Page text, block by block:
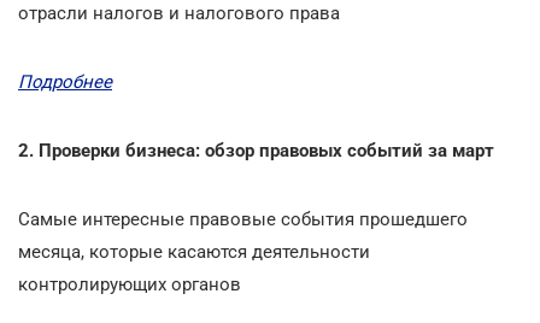
отрасли налогов и налогового права
Подробнее
2. Проверки бизнеса: обзор правовых событий за март
Самые интересные правовые события прошедшего
месяца, которые касаются деятельности
контролирующих органов